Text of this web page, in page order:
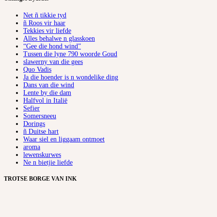
Net ñ tikkie tyd
ñ Roos vir haar
Tekkies vir liefde
Alles behalwe n glasskoen
“Gee die hond wind”
Tussen die lyne 790 woorde Goud
slawerny van die gees
Quo Vadis
Ja die hoender is n wondelike ding
Dans van die wind
Lente by die dam
Halfvol in Italië
Sefier
Somersneeu
Dorings
ñ Duitse hart
Waar siel en liggaam ontmoet
aroma
lewenskurwes
Ne n bietjie liefde
TROTSE BORGE VAN INK